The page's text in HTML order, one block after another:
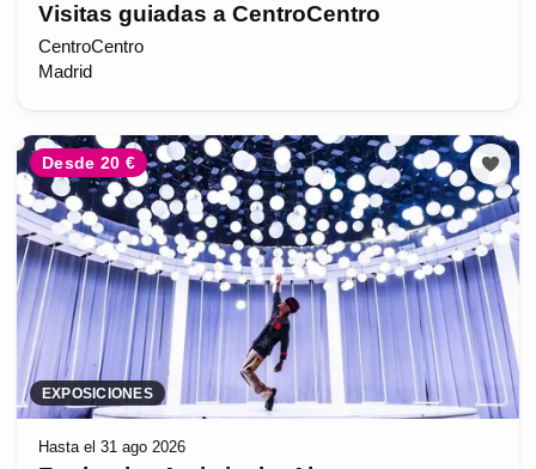
Visitas guiadas a CentroCentro
CentroCentro
Madrid
Desde 20 €
EXPOSICIONES
Hasta el 31 ago 2026